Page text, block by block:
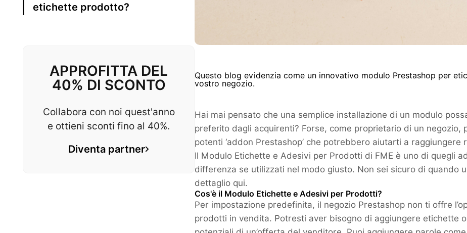
etichette prodotto?
APPROFITTA DEL
40% DI SCONTO
Collabora con noi quest'anno
e ottieni sconti fino al 40%.
Diventa partner
Questo blog evidenzia come un innovativo modulo Prestashop per
vostro negozio.
Hai mai pensato che una semplice installazione di un modulo
preferito dagli acquirenti? Forse, come proprietario di un negozio,
potenti ‘addon Prestashop’ che potrebbero aiutarti a
Il Modulo Etichette e Adesivi per Prodotti di FME è uno di quegli
differenza se utilizzati nel modo giusto. Non sei sicuro di quando
dettaglio qui.
Cos'è il Modulo Etichette e Adesivi per Prodotti?
Per impostazione predefinita, il negozio Prestashop non ti offre
prodotti in vendita. Potresti aver bisogno di aggiungere etichette